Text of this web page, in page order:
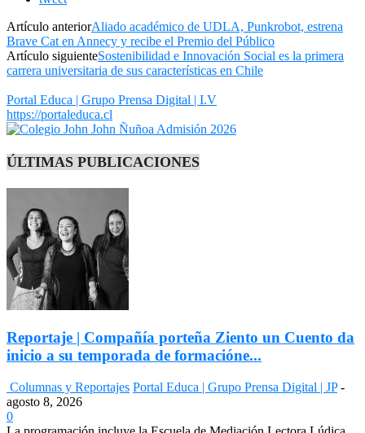
Artículo anteriorAliado académico de UDLA, Punkrobot, estrena
Brave Cat en Annecy y recibe el Premio del Público
Artículo siguienteSostenibilidad e Innovación Social es la primera
carrera universitaria de sus características en Chile
Portal Educa | Grupo Prensa Digital | I.V
https://portaleduca.cl
ÚLTIMAS PUBLICACIONES
Reportaje | Compañía porteña Ziento un Cuento da
inicio a su temporada de formacióne...
Columnas y Reportajes Portal Educa | Grupo Prensa Digital | JP -
agosto 8, 2026
0